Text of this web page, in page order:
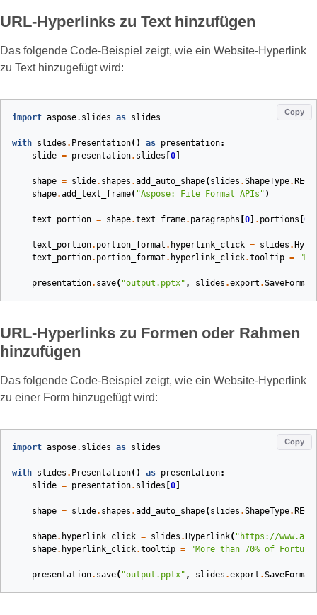
URL‑Hyperlinks zu Text hinzufügen
Das folgende Code‑Beispiel zeigt, wie ein Website‑Hyperlink
zu Text hinzugefügt wird:
Copy
import aspose.slides as slides
with slides . Presentation() as presentation:
slide = presentation. slides 0
shape = slide. shapes .add_auto_shape( slides .ShapeType.
shape.add_text_frame( "Aspose: File Format APIs" )
text_portion = shape.text_frame. paragraphs 0 . portions 0
text_portion. portion_format . hyperlink_click = slides .
text_portion. portion_format . hyperlink_click.tooltip =
presentation. save( "output.pptx" , slides .export .SaveFormat
URL‑Hyperlinks zu Formen oder Rahmen
hinzufügen
Das folgende Code‑Beispiel zeigt, wie ein Website‑Hyperlink
zu einer Form hinzugefügt wird:
Copy
import aspose.slides as slides
with slides . Presentation() as presentation:
slide = presentation. slides 0
shape = slide. shapes .add_auto_shape( slides .ShapeType.
shape. hyperlink_click = slides . Hyperlink( "https://
shape. hyperlink_click.tooltip = "More than 70% of Fortune
presentation. save( "output.pptx" , slides .export .SaveFormat